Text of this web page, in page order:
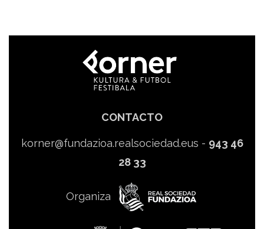
CONTACTO
korner@fundazioa.realsociedad.eus - 943 46
28 33
Organiza